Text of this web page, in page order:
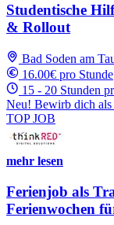
Studentische
& Rollout
Bad Soden am
16.00€ pro Stunde
15 - 20 Stunden
Neu! Bewirb dich als
TOP JOB
mehr lesen
Ferienjob als
Ferienwochen